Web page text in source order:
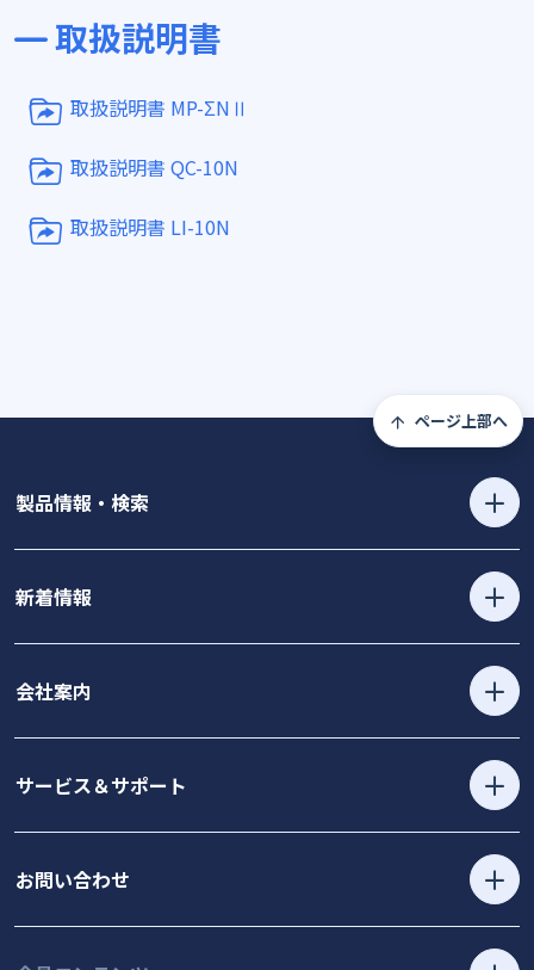
取扱説明書
取扱説明書 MP-ΣNⅡ
取扱説明書 QC-10N
取扱説明書 LI-10N
ページ上部へ
製品情報・検索
新着情報
会社案内
サービス＆サポート
お問い合わせ